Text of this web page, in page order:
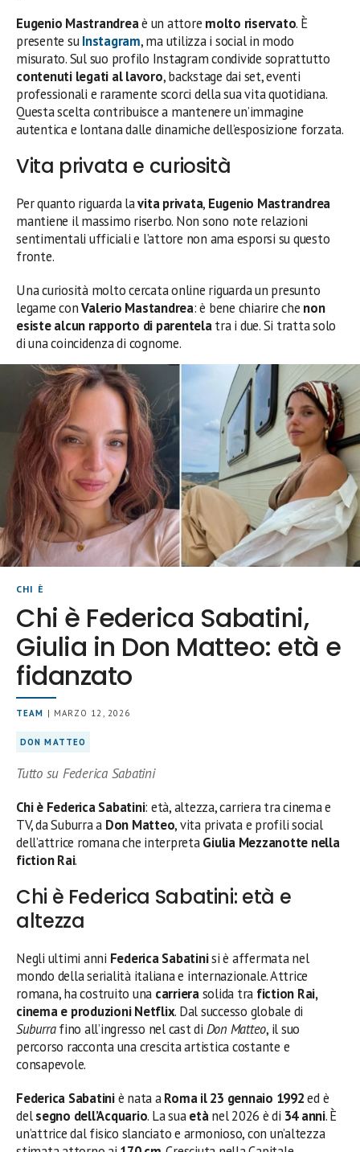
Eugenio Mastrandreaè un attore molto riservato. È
presente suInstagram, ma utilizza i social in modo
misurato. Sul suo profilo Instagram condivide soprattutto
contenuti legati al lavoro, backstage dai set, eventi
professionali e raramente scorci della sua vita quotidiana.
Questa scelta contribuisce a mantenere un’immagine
autentica e lontana dalle dinamiche dell’esposizione forzata.
Vita privata e curiosità
Per quanto riguarda lavita privata, Eugenio Mastrandrea
mantiene il massimo riserbo. Non sono note relazioni
sentimentali ufficiali e l’attore non ama esporsi su questo
fronte.
Una curiosità molto cercata online riguarda un presunto
legame conValerio Mastandrea: è bene chiarire che non
esiste alcun rapporto di parentelatra i due. Si tratta solo
di una coincidenza di cognome.
CHI È
Chi è Federica Sabatini,
Giulia in Don Matteo: età e
fidanzato
TEAM | MARZO 12, 2026
DON MATTEO
Tutto su Federica Sabatini
Chi è Federica Sabatini: età, altezza, carriera tra cinema e
TV, da Suburra a Don Matteo, vita privata e profili social
dell’attrice romana che interpretaGiulia Mezzanotte nella
fiction Rai.
Chi è Federica Sabatini: età e
altezza
Negli ultimi anni Federica Sabatinisi è affermata nel
mondo della serialità italiana e internazionale. Attrice
romana, ha costruito una carrierasolida tra fiction Rai,
cinema e produzioni Netflix. Dal successo globale di
Suburrafino all’ingresso nel cast di Don Matteo, il suo
percorso racconta una crescita artistica costante e
consapevole.
Federica Sabatiniè nata aRoma il 23 gennaio 1992ed è
delsegno dell’Acquario. La suaetànel 2026 è di 34 anni. È
un’attrice dal fisico slanciato e armonioso, con un’altezza